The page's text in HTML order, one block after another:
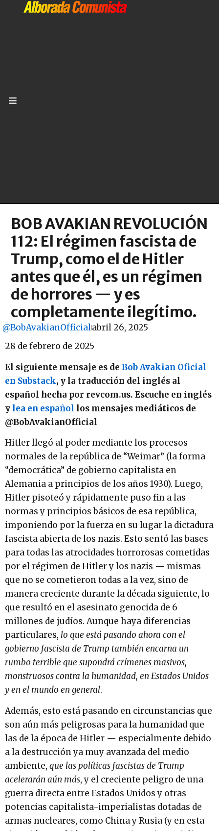
BOB AVAKIAN REVOLUCIÓN
112: El régimen fascista de
Trump, como el de Hitler
antes que él, es un régimen
de horrores — y es
completamente ilegítimo.
@BobAvakianOfficialabril 26, 2025
28 de febrero de 2025
El siguiente mensaje es de Bob Avakian Oficial
en Substack, y la traducción del inglés al
español hecha por revcom.us. Escuche en inglés
y lea en español los mensajes mediáticos de
@BobAvakianOfficial
Hitler llegó al poder mediante los procesos
normales de la república de “Weimar” (la forma
“democrática” de gobierno capitalista en
Alemania a principios de los años 1930). Luego,
Hitler pisoteó y rápidamente puso fin a las
normas y principios básicos de esa república,
imponiendo por la fuerza en su lugar la dictadura
fascista abierta de los nazis. Esto sentó las bases
para todas las atrocidades horrorosas cometidas
por el régimen de Hitler y los nazis — mismas
que no se cometieron todas a la vez, sino de
manera creciente durante la década siguiente, lo
que resultó en el asesinato genocida de 6
millones de judíos. Aunque haya diferencias
particulares, lo que está pasando ahora con el
gobierno fascista de Trump también encarna un
rumbo terrible que supondrá crímenes masivos,
monstruosos contra la humanidad, en Estados Unidos
y en el mundo en general.
Además, esto está pasando en circunstancias que
son aún más peligrosas para la humanidad que
las de la época de Hitler — especialmente debido
a la destrucción ya muy avanzada del medio
ambiente, que las políticas fascistas de Trump
acelerarán aún más, y el creciente peligro de una
guerra directa entre Estados Unidos y otras
potencias capitalista-imperialistas dotadas de
armas nucleares, como China y Rusia (y en esta